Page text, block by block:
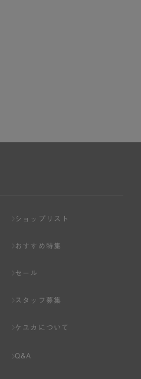
ショップリスト
おすすめ特集
セール
スタッフ募集
ケユカについて
Q&A